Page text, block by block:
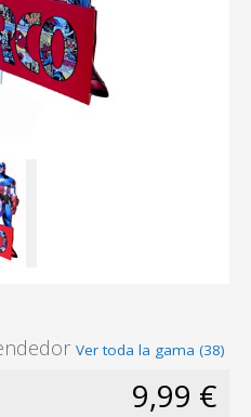
Ver toda la gama (38)
9,99 €